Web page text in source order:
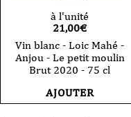
à l'unité
21,00€
Vin blanc - Loic Mahé -
Anjou - Le petit moulin
Brut 2020 - 75 cl
AJOUTER